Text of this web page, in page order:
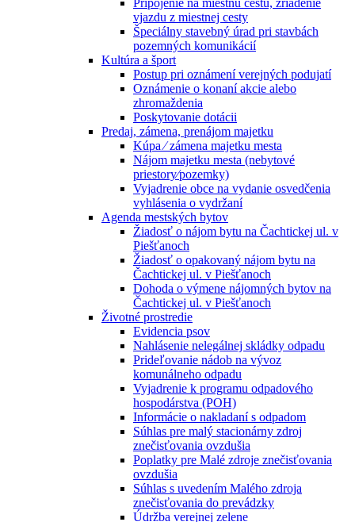
Pripojenie na miestnu cestu, zriadenie
vjazdu z miestnej cesty
Špeciálny stavebný úrad pri stavbách
pozemných komunikácií
Kultúra a šport
Postup pri oznámení verejných podujatí
Oznámenie o konaní akcie alebo
zhromaždenia
Poskytovanie dotácii
Predaj, zámena, prenájom majetku
Kúpa ⁄ zámena majetku mesta
Nájom majetku mesta (nebytové
priestory⁄pozemky)
Vyjadrenie obce na vydanie osvedčenia
vyhlásenia o vydržaní
Agenda mestských bytov
Žiadosť o nájom bytu na Čachtickej ul. v
Piešťanoch
Žiadosť o opakovaný nájom bytu na
Čachtickej ul. v Piešťanoch
Dohoda o výmene nájomných bytov na
Čachtickej ul. v Piešťanoch
Životné prostredie
Evidencia psov
Nahlásenie nelegálnej skládky odpadu
Prideľovanie nádob na vývoz
komunálneho odpadu
Vyjadrenie k programu odpadového
hospodárstva (POH)
Informácie o nakladaní s odpadom
Súhlas pre malý stacionárny zdroj
znečisťovania ovzdušia
Poplatky pre Malé zdroje znečisťovania
ovzdušia
Súhlas s uvedením Malého zdroja
znečisťovania do prevádzky
Údržba verejnej zelene